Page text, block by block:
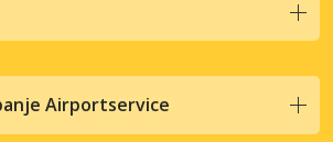
Airportservice